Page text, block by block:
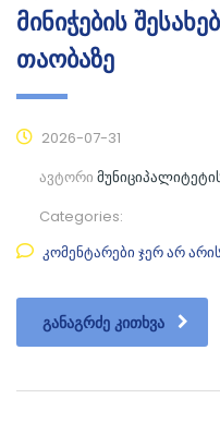
მინიჭების
თაობაზე
2026-07-31
ავტორი
Categories:
კომენტარები ჯერ არ არის
ᲒᲐᲜᲐᲒᲠᲫᲔ ᲙᲘᲗᲮᲕᲐ